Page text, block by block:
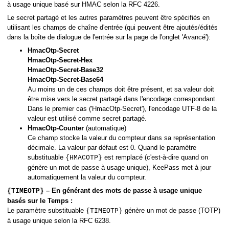
à usage unique basé sur HMAC selon la RFC 4226.
Le secret partagé et les autres paramètres peuvent être spécifiés en
utilisant les champs de chaîne d'entrée (qui peuvent être ajoutés/édités
dans la boîte de dialogue de l'entrée sur la page de l'onglet 'Avancé'):
HmacOtp-Secret
HmacOtp-Secret-Hex
HmacOtp-Secret-Base32
HmacOtp-Secret-Base64
Au moins un de ces champs doit être présent, et sa valeur doit
être mise vers le secret partagé dans l'encodage correspondant.
Dans le premier cas ('HmacOtp-Secret'), l'encodage UTF-8 de la
valeur est utilisé comme secret partagé.
HmacOtp-Counter (automatique)
Ce champ stocke la valeur du compteur dans sa représentation
décimale. La valeur par défaut est 0. Quand le paramètre
substituable {HMACOTP} est remplacé (c'est-à-dire quand on
génère un mot de passe à usage unique), KeePass met à jour
automatiquement la valeur du compteur.
{TIMEOTP} – En générant des mots de passe à usage unique
basés sur le Temps :
Le paramètre substituable {TIMEOTP} génère un mot de passe (TOTP)
à usage unique selon la RFC 6238.